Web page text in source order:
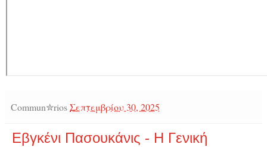
Commun✮riosΣεπτεμβρίου 30, 2025
Εβγκένι Πασουκάνις - Η Γενική